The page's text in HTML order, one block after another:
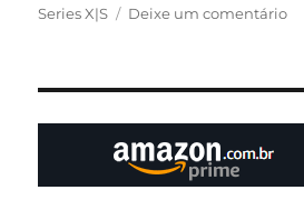
Series X|S
Deixe um comentárioem
e